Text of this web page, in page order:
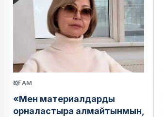
ҚОҒАМ
«Мен материалдарды
орналастыра алмайтынмын,